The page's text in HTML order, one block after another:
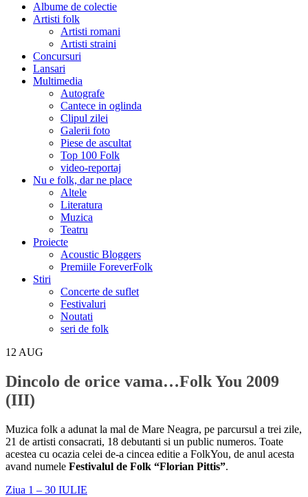
Albume de colectie
Artisti folk
Artisti romani
Artisti straini
Concursuri
Lansari
Multimedia
Autografe
Cantece in oglinda
Clipul zilei
Galerii foto
Piese de ascultat
Top 100 Folk
video-reportaj
Nu e folk, dar ne place
Altele
Literatura
Muzica
Teatru
Proiecte
Acoustic Bloggers
Premiile ForeverFolk
Stiri
Concerte de suflet
Festivaluri
Noutati
seri de folk
12 AUG
Dincolo de orice vama…Folk You 2009
(III)
Muzica folk a adunat la mal de Mare Neagra, pe parcursul a trei zile,
21 de artisti consacrati, 18 debutanti si un public numeros. Toate
acestea cu ocazia celei de-a cincea editie a FolkYou, de anul acesta
avand numele Festivalul de Folk “Florian Pittis”.
Ziua 1 – 30 IULIE